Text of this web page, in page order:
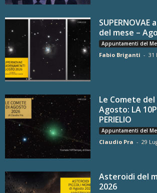
del mese –
Appuntamenti del
Fabio Briganti - 31
Le Comete
Agosto: LA
PERIELIO
Appuntamenti del
Claudio Pra - 29
Asteroidi del
2026